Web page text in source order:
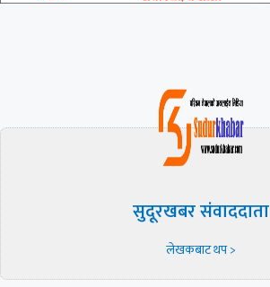
सुदूरखबर संवाददाता
लेखकबाट थप >